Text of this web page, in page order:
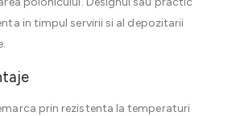
in timpul servirii si al depozitarii
prin rezistenta la temperaturi